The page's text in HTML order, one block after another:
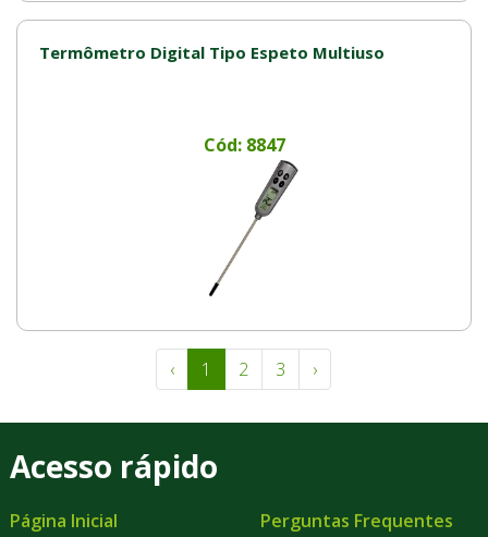
Termômetro Digital Tipo Espeto Multiuso
Cód: 8847
‹ 1 2 3 ›
Acesso rápido
Página Inicial
Perguntas Frequentes